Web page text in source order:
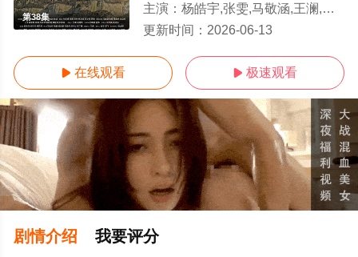
第38集
主演： 杨皓宇,张雯,马敬涵,王澜,李晟烨,张亚坤,金璐莹,刘立伟,薛奇
更新时间： 2026-06-13
 在线观看  极速观看
剧情介绍 我要评分